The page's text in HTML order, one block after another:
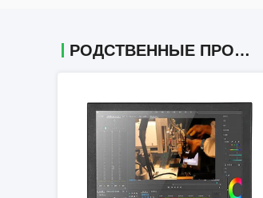
РОДСТВЕННЫЕ ПРОДУКТЫ